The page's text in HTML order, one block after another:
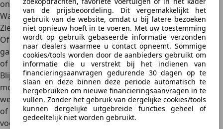
van de prijsbeoordeling. Dit vergemakkelijkt het
gebruik van de website, omdat u bij latere bezoeken
niet opnieuw hoeft in te voeren. Met uw toestemming
wordt op gebruik gebaseerde informatie verzonden
naar dealers waarmee u contact opneemt. Sommige
cookies/tools worden door de aanbieders gebruikt om
informatie die u verstrekt bij het indienen van
financieringsaanvragen gedurende 30 dagen op te
slaan en deze binnen deze periode automatisch te
hergebruiken om nieuwe financieringsaanvragen in te
vullen. Zonder het gebruik van dergelijke cookies/tools
kunnen dergelijke uitgebreide functies geheel of
gedeeltelijk niet worden gebruikt.
onnodig onderdelen vervangt.
Wanneer moet je naar de garage?
Zie je steeds opnieuw dat het peil daalt, zelfs na bijvullen?
Of wordt de motor te warm? Dan is het tijd om naar een
garage te gaan. Zeker bij twijfel over een interne lekkage
of een versleten koppakking is snelle diagnose essentieel.
Blijf
nooit doorrijden met een koelprobleem, want
motorschade ligt dan op de loer. Ook als je niet precies
weet wáár het lek zit, kan een monteur met een druktest
of kleurspoortest het probleem snel lokaliseren. Zo
voorkom je erger.